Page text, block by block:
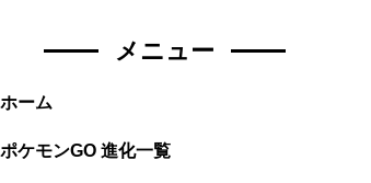
メニュー
ホーム
ポケモンGO 進化一覧